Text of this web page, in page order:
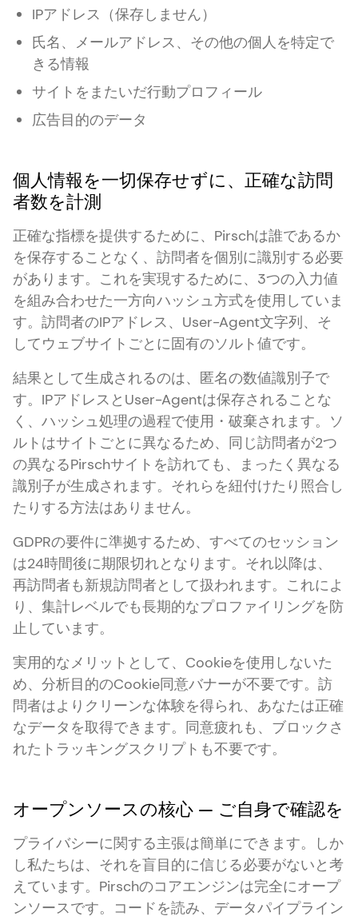
IPアドレス（保存しません）
氏名、メールアドレス、その他の個人を特定で
きる情報
サイトをまたいだ行動プロフィール
広告目的のデータ
個人情報を一切保存せずに、正確な訪問
者数を計測
正確な指標を提供するために、Pirschは誰であるか
を保存することなく、訪問者を個別に識別する必要
があります。これを実現するために、3つの入力値
を組み合わせた一方向ハッシュ方式を使用していま
す。訪問者のIPアドレス、User-Agent文字列、そ
してウェブサイトごとに固有のソルト値です。
結果として生成されるのは、匿名の数値識別子で
す。IPアドレスとUser-Agentは保存されることな
く、ハッシュ処理の過程で使用・破棄されます。ソ
ルトはサイトごとに異なるため、同じ訪問者が2つ
の異なるPirschサイトを訪れても、まったく異なる
識別子が生成されます。それらを紐付けたり照合し
たりする方法はありません。
GDPRの要件に準拠するため、すべてのセッション
は24時間後に期限切れとなります。それ以降は、
再訪問者も新規訪問者として扱われます。これによ
り、集計レベルでも長期的なプロファイリングを防
止しています。
実用的なメリットとして、Cookieを使用しないた
め、分析目的のCookie同意バナーが不要です。訪
問者はよりクリーンな体験を得られ、あなたは正確
なデータを取得できます。同意疲れも、ブロックさ
れたトラッキングスクリプトも不要です。
オープンソースの核心 — ご自身で確認を
プライバシーに関する主張は簡単にできます。しか
し私たちは、それを盲目的に信じる必要がないと考
えています。Pirschのコアエンジンは完全にオープ
ンソースです。コードを読み、データパイプライン